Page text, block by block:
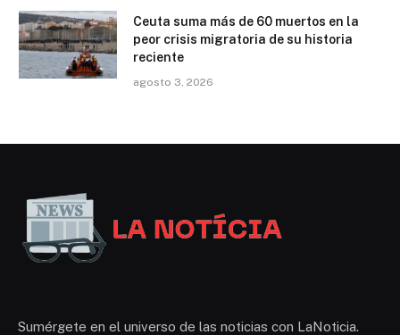
Ceuta suma más de 60 muertos en la
peor crisis migratoria de su historia
reciente
agosto 3, 2026
Sumérgete en el universo de las noticias con LaNoticia.